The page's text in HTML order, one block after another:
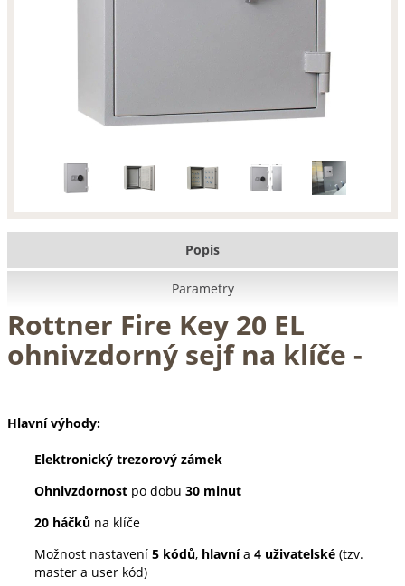
Popis
Parametry
Rottner Fire Key 20 EL
ohnivzdorný sejf na klíče -
Hlavní výhody:
Elektronický trezorový zámek
Ohnivzdornost po dobu 30 minut
20 háčků na klíče
Možnost nastavení 5 kódů, hlavnía 4 uživatelské (tzv.
master a user kód)